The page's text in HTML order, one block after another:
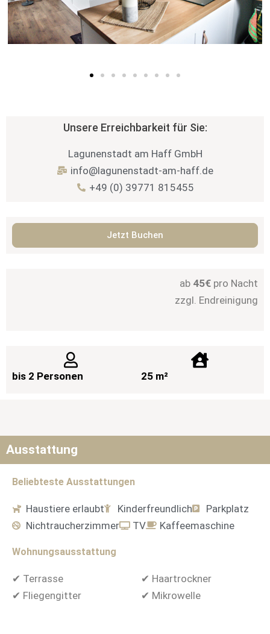
Unsere Erreichbarkeit für Sie:
Lagunenstadt am Haff GmbH
info@lagunenstadt-am-haff.de
+49 (0) 39771 815455
Jetzt Buchen
ab 45€ pro Nacht
zzgl. Endreinigung
bis 2 Personen 25 m²
Ausstattung
Beliebteste Ausstattungen
Haustiere erlaubt Kinderfreundlich
Parkplatz
Nichtraucherzimmer
TV Kaffeemaschine
Wohnungsausstattung
✔ Terrasse
✔ Fliegengitter
✔ Haartrockner
✔ Mikrowelle